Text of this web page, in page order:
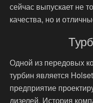
сейчас выпускает не
качества, но и
Одной из передовых
турбин является
предприятие
дизелей. История